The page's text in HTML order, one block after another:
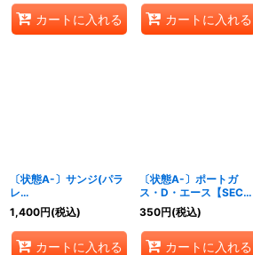
カートに入れる カートに入れる
〔状態A-〕サンジ(パラ
レ
ル/illust:Daisukelzuka)
【SR/P】{OP07-064}
1,400円(税込)
カートに入れる
〔状態A-〕ポートガ
ス・D・エース【SEC】
{OP07-119}
350円(税込)
カートに入れる